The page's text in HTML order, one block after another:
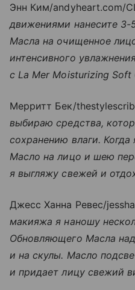
Энн Ким/andyheart.com/
движениями нанесите
Масла на очищенное
интенсивного
с La Mer Moisturizing Soft
Мерритт Бек/
выбираю средства,
сохранению влаги.
Масло на лицо и шею
я выгляжу свежей и
Джесс Ханна Ревес/
макияжа я наношу
Обновляющего Масла
и на скулы. Масло
и придает лицу свежий